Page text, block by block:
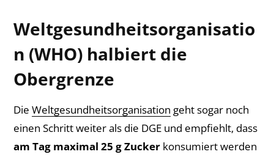
Weltgesundheitsorganisatio
n (WHO) halbiert die
Obergrenze
Die Weltgesundheitsorganisation geht sogar noch
einen Schritt weiter als die DGE und empfiehlt, dass
am Tag maximal 25 g Zucker konsumiert werden